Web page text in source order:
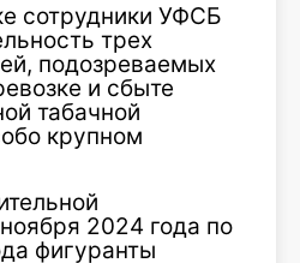
сотрудники УФСБ
трех
подозреваемых
и сбыте
табачной
крупном
2024 года по
фигуранты